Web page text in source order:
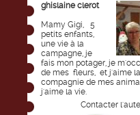
ghislaine clerot
Mamy Gigi, 5
petits enfants,
une vie à la
campagne, je
fais mon potager, je
de mes fleurs, et j'aime la
compagnie de mes
j'aime la vie.
Contacter